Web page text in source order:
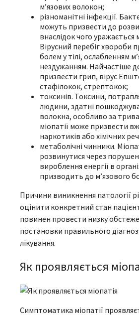
м’язових волокон;
різноманітні інфекції.
можуть призвести до
внаслідок чого уражається
Вірусний перебіг хвороби
болем у тілі, ослабленням
нездужанням. Найчастіше
призвести грип, вірус
стафілокок, стрептокок;
токсинів. Токсини,
людини, здатні
волокна, особливо за
міопатії може призвести
наркотиків або хімічних
метаболічні чинники.
розвинутися через
вироблення енергії в
призводить до м’язового
Причини виникнення патології
оцінити конкретний стан
повинен провести низку
постановки правильного
лікування.
Як проявляється
Симптоматика міопатії